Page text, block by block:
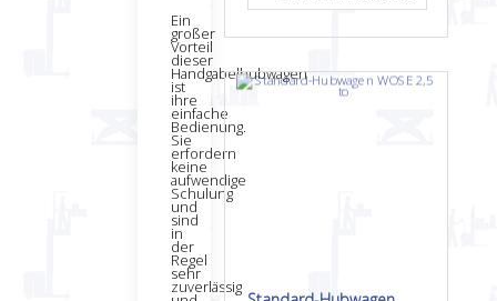
Ein
großer
Vorteil
dieser
Handgabelhubwagen
ist
ihre
einfache
Bedienung.
Sie
erfordern
keine
aufwendige
Schulung
und
sind
in
der
Regel
sehr
zuverlässig